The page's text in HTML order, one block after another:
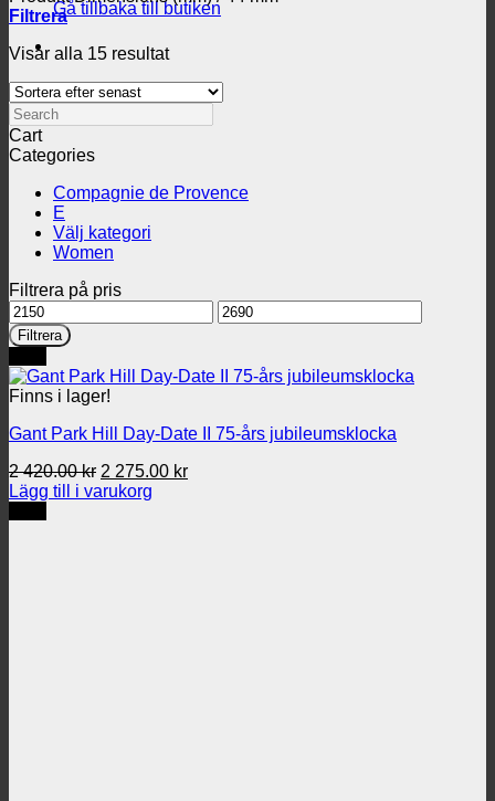
Gå tillbaka till butiken
Filtrera
Visar alla 15 resultatSortera
senaste
Search
Cart
Categories
Compagnie de Provence
E
Välj kategori
Women
Filtrera på pris
Min
pris
Max
pris
Filtrera
Finns i lager!
Gant Park Hill Day-Date II 75-års jubileumsklocka
2 420.00kr Det
ursprungliga
2 275.00 krDet
Lägg till i varukorg